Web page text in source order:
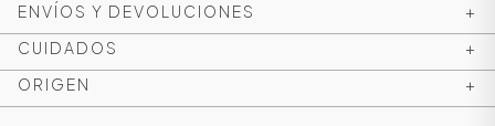
ENVÍOS Y DEVOLUCIONES
+
CUIDADOS
+
ORIGEN
+